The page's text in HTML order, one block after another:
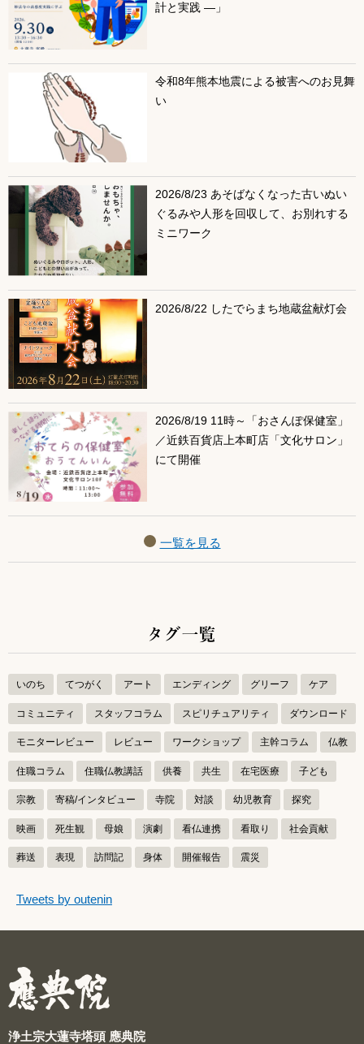
計と実践 ―」
令和8年熊本地震による被害へのお見舞
い
2026/8/23 あそばなくなった古いぬい
ぐるみや人形を回収して、お別れする
ミニワーク
2026/8/22 したでらまち地蔵盆献灯会
2026/8/19 11時～「おさんぽ保健室」
／近鉄百貨店上本町店「文化サロン」
にて開催
一覧を見る
タグ一覧
いのち てつがく アート エンディング グリーフ ケア
コミュニティ スタッフコラム スピリチュアリティ ダウンロード
モニターレビュー レビュー ワークショップ 主幹コラム 仏教
住職コラム 住職仏教講話 供養 共生 在宅医療 子ども
宗教 寄稿/インタビュー 寺院 対談 幼児教育 探究
映画 死生観 母娘 演劇 看仏連携 看取り 社会貢献
葬送 表現 訪問記 身体 開催報告 震災
つぶやき
つぶやきをスキップする
Tweets by outenin
浄土宗大蓮寺塔頭 應典院